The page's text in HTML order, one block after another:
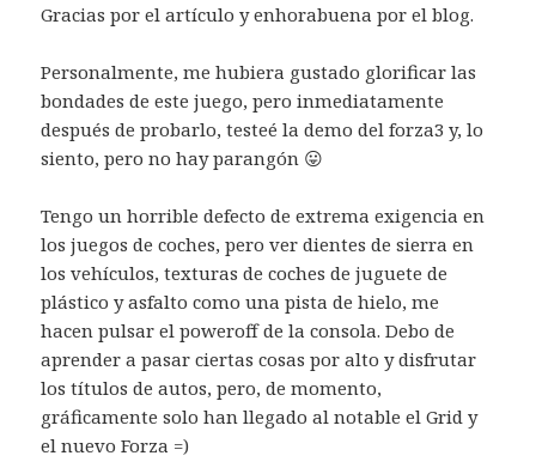
Gracias por el artículo y enhorabuena por el blog.
Personalmente, me hubiera gustado glorificar las
bondades de este juego, pero inmediatamente
después de probarlo, testeé la demo del forza3 y, lo
siento, pero no hay parangón 😛
Tengo un horrible defecto de extrema exigencia en
los juegos de coches, pero ver dientes de sierra en
los vehículos, texturas de coches de juguete de
plástico y asfalto como una pista de hielo, me
hacen pulsar el poweroff de la consola. Debo de
aprender a pasar ciertas cosas por alto y disfrutar
los títulos de autos, pero, de momento,
gráficamente solo han llegado al notable el Grid y
el nuevo Forza =)